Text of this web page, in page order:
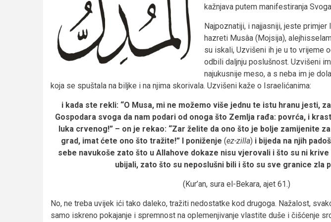
kažnjava putem manifestiranja
Najpoznatiji, i najjasniji, jeste primjer
hazreti Musâa (Mojsija),
su iskali, Uzvišeni ih je u to vrijeme
odbili daljnju poslušnost. Uzvišeni
najukusnije meso, a s neba im je
koja se spuštala na biljke i na njima skorivala. Uzvišeni kaže o Israelićanima:
i kada ste rekli: “O Musa, mi ne možemo više jednu te istu hranu jesti,
Gospodara svoga da nam podari od onoga što Zemlja rađa: povrća, i
luka crvenog!” – on je rekao: “Zar želite da ono što je bolje zamijenite
grad, imat ćete ono što tražite!” I poniženje (ez-zilla)i bijeda na njih
sebe navukoše zato što u Allahove dokaze nisu vjerovali i što su ni
ubijali, zato što su neposlušni bili i što su sve granice zla
(Kur’an, sura el-Bekara, ajet 61.)
No, ne treba uvijek ići tako daleko, tražiti nedostatke kod drugoga. Nažalost,
samo iskreno pokajanje i spremnost na oplemenjivanje vlastite duše i čišćenje